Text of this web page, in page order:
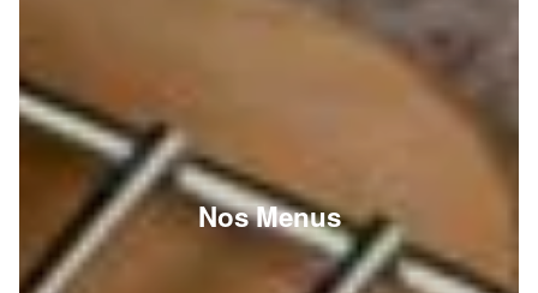
Nos Menus